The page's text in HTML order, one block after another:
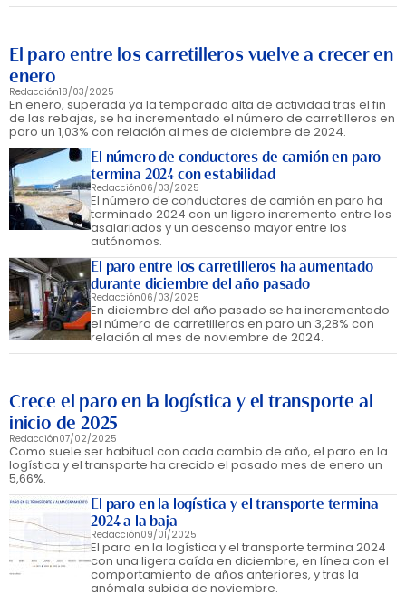
El paro entre los carretilleros vuelve a crecer en
enero
Redacción18/03/2025
En enero, superada ya la temporada alta de actividad tras el fin
de las rebajas, se ha incrementado el número de carretilleros en
paro un 1,03% con relación al mes de diciembre de 2024.
El número de conductores de camión en paro
termina 2024 con estabilidad
Redacción06/03/2025
El número de conductores de camión en paro ha
terminado 2024 con un ligero incremento entre los
asalariados y un descenso mayor entre los
autónomos.
El paro entre los carretilleros ha aumentado
durante diciembre del año pasado
Redacción06/03/2025
En diciembre del año pasado se ha incrementado
el número de carretilleros en paro un 3,28% con
relación al mes de noviembre de 2024.
Crece el paro en la logística y el transporte al
inicio de 2025
Redacción07/02/2025
Como suele ser habitual con cada cambio de año, el paro en la
logística y el transporte ha crecido el pasado mes de enero un
5,66%.
El paro en la logística y el transporte termina
2024 a la baja
Redacción09/01/2025
El paro en la logística y el transporte termina 2024
con una ligera caída en diciembre, en línea con el
comportamiento de años anteriores, y tras la
anómala subida de noviembre.